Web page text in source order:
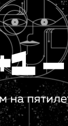
на